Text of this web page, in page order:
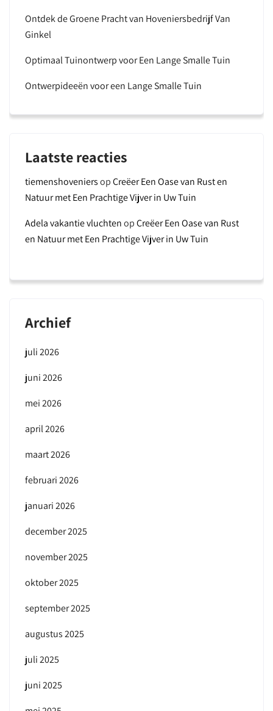
Ontdek de Groene Pracht van Hoveniersbedrijf Van
Ginkel
Optimaal Tuinontwerp voor Een Lange Smalle Tuin
Ontwerpideeën voor een Lange Smalle Tuin
Laatste reacties
tiemenshoveniersopCreëer Een Oase van Rust en
Natuur met Een Prachtige Vijver in Uw Tuin
Adela vakantie vluchtenopCreëer Een Oase van Rust
en Natuur met Een Prachtige Vijver in Uw Tuin
Archief
juli 2026
juni 2026
mei 2026
april 2026
maart 2026
februari 2026
januari 2026
december 2025
november 2025
oktober 2025
september 2025
augustus 2025
juli 2025
juni 2025